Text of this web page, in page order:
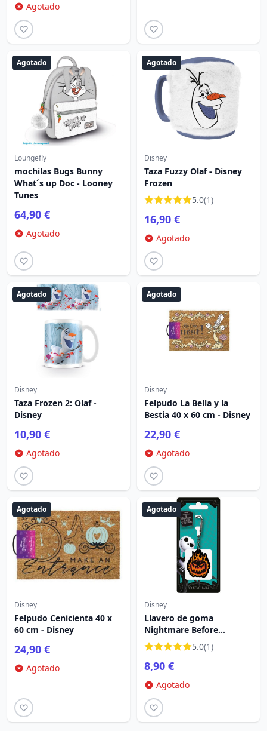
Agotado
Agotado
Loungefly
mochilas Bugs Bunny
What´s up Doc - Looney
Tunes
64,90 €
Agotado
Agotado
Disney
Taza Fuzzy Olaf - Disney
Frozen
5.0(1)
16,90 €
Agotado
Agotado
Disney
Taza Frozen 2: Olaf -
Disney
10,90 €
Agotado
Agotado
Disney
Felpudo La Bella y la
Bestia 40 x 60 cm - Disney
22,90 €
Agotado
Agotado
Disney
Felpudo Cenicienta 40 x
60 cm - Disney
24,90 €
Agotado
Agotado
Disney
Llavero de goma
Nightmare Before
Christmas Calabaza en
Llamas - Disney
5.0(1)
8,90 €
Agotado